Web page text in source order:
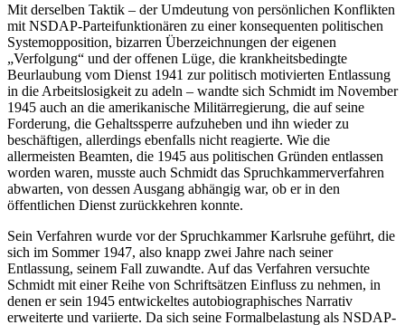
Mit derselben Taktik – der Umdeutung von persönlichen Konflikten
mit NSDAP-Parteifunktionären zu einer konsequenten politischen
Systemopposition, bizarren Überzeichnungen der eigenen
„Verfolgung“ und der offenen Lüge, die krankheitsbedingte
Beurlaubung vom Dienst 1941 zur politisch motivierten Entlassung
in die Arbeitslosigkeit zu adeln – wandte sich Schmidt im November
1945 auch an die amerikanische Militärregierung, die auf seine
Forderung, die Gehaltssperre aufzuheben und ihn wieder zu
beschäftigen, allerdings ebenfalls nicht reagierte. Wie die
allermeisten Beamten, die 1945 aus politischen Gründen entlassen
worden waren, musste auch Schmidt das Spruchkammerverfahren
abwarten, von dessen Ausgang abhängig war, ob er in den
öffentlichen Dienst zurückkehren konnte.
Sein Verfahren wurde vor der Spruchkammer Karlsruhe geführt, die
sich im Sommer 1947, also knapp zwei Jahre nach seiner
Entlassung, seinem Fall zuwandte. Auf das Verfahren versuchte
Schmidt mit einer Reihe von Schriftsätzen Einfluss zu nehmen, in
denen er sein 1945 entwickeltes autobiographisches Narrativ
erweiterte und variierte. Da sich seine Formalbelastung als NSDAP-